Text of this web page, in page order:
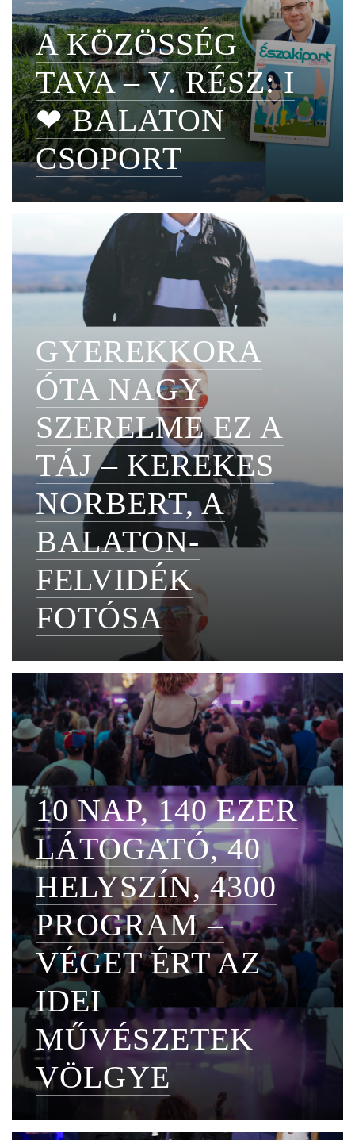
A KÖZÖSSÉG
TAVA – V. RÉSZ: I
❤ BALATON
CSOPORT
GYEREKKORA
ÓTA NAGY
SZERELME EZ A
TÁJ – KEREKES
NORBERT, A
BALATON-
FELVIDÉK
FOTÓSA
10 NAP, 140 EZER
LÁTOGATÓ, 40
HELYSZÍN, 4300
PROGRAM –
VÉGET ÉRT AZ
IDEI
MŰVÉSZETEK
VÖLGYE